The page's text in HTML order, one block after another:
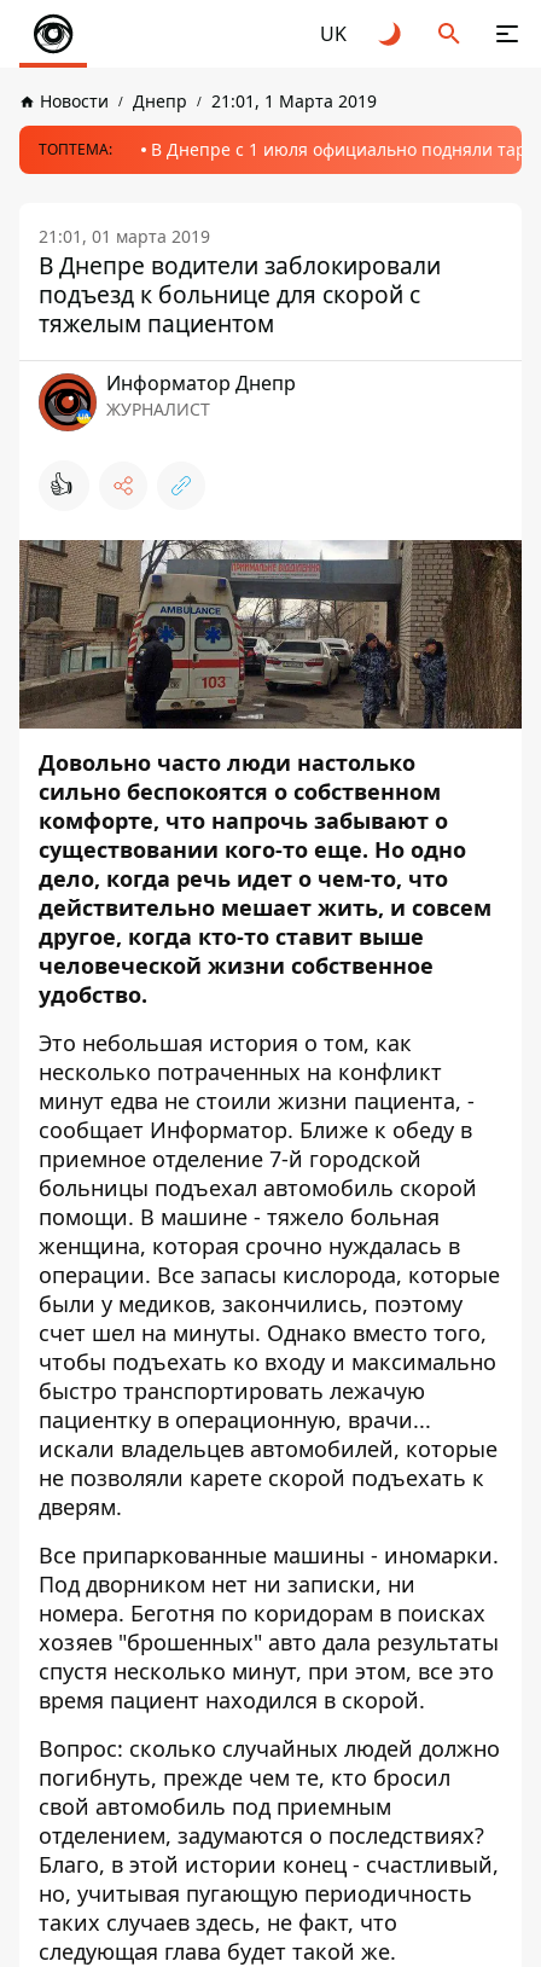
UK
Новости Днепр 21:01, 1 Марта 2019
ТОПТЕМА: В Днепре с 1 июля официально подняли
21:01, 01 марта 2019
В Днепре водители заблокировали
подъезд к больнице для скорой с
тяжелым пациентом
Информатор Днепр
ЖУРНАЛИСТ
👍
Довольно часто люди настолько
сильно беспокоятся о собственном
комфорте, что напрочь забывают о
существовании кого-то еще. Но одно
дело, когда речь идет о чем-то, что
действительно мешает жить, и совсем
другое, когда кто-то ставит выше
человеческой жизни собственное
удобство.
Это небольшая история о том, как
несколько потраченных на конфликт
минут едва не стоили жизни пациента, -
сообщает Информатор. Ближе к обеду в
приемное отделение 7-й городской
больницы подъехал автомобиль скорой
помощи. В машине - тяжело больная
женщина, которая срочно нуждалась в
операции. Все запасы кислорода, которые
были у медиков, закончились, поэтому
счет шел на минуты. Однако вместо того,
чтобы подъехать ко входу и максимально
быстро транспортировать лежачую
пациентку в операционную, врачи...
искали владельцев автомобилей, которые
не позволяли карете скорой подъехать к
дверям.
Все припаркованные машины - иномарки.
Под дворником нет ни записки, ни
номера. Беготня по коридорам в поисках
хозяев "брошенных" авто дала результаты
спустя несколько минут, при этом, все это
время пациент находился в скорой.
Вопрос: сколько случайных людей должно
погибнуть, прежде чем те, кто бросил
свой автомобиль под приемным
отделением, задумаются о последствиях?
Благо, в этой истории конец - счастливый,
но, учитывая пугающую периодичность
таких случаев здесь, не факт, что
следующая глава будет такой же.